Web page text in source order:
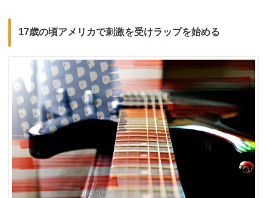
17歳の頃アメリカで刺激を受けラップを始める